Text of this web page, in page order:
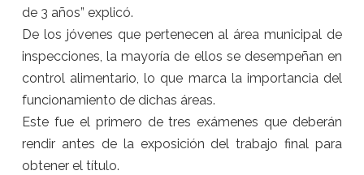
de 3 años” explicó.
De los jóvenes que pertenecen al área municipal de
inspecciones, la mayoría de ellos se desempeñan en
control alimentario, lo que marca la importancia del
funcionamiento de dichas áreas.
Este fue el primero de tres exámenes que deberán
rendir antes de la exposición del trabajo final para
obtener el título.